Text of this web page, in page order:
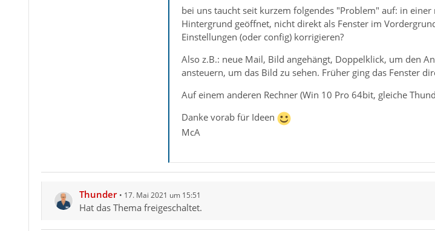
bei uns taucht seit kurzem folgendes "Problem" auf: in
Hintergrund geöffnet, nicht direkt als Fenster im
Einstellungen (oder config) korrigieren?
Also z.B.: neue Mail, Bild angehängt, Doppelklick, um den
ansteuern, um das Bild zu sehen. Früher ging das Fenster
Auf einem anderen Rechner (Win 10 Pro 64bit, gleiche
Danke vorab für Ideen
McA
Thunder 17. Mai 2021 um 15:51
Hat das Thema freigeschaltet.